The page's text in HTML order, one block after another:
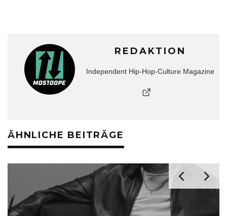
REDAKTION
Independent Hip-Hop-Culture Magazine
ÄHNLICHE BEITRÄGE